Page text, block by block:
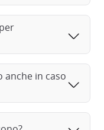
anche in caso